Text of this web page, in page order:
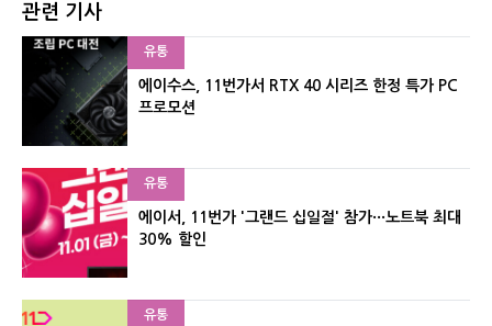
관련 기사
유통
에이수스, 11번가서 RTX 40 시리즈 한정 특가 PC
프로모션
유통
에이서, 11번가 '그랜드 십일절' 참가···노트북 최대
30% 할인
유통